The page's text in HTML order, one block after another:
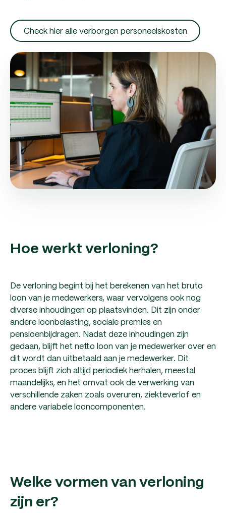
Check hier alle verborgen personeelskosten
Hoe werkt verloning?
De verloning begint bij het berekenen van het bruto
loon van je medewerkers, waar vervolgens ook nog
diverse inhoudingen op plaatsvinden. Dit zijn onder
andere loonbelasting, sociale premies en
pensioenbijdragen. Nadat deze inhoudingen zijn
gedaan, blijft het netto loon van je medewerker over en
dit wordt dan uitbetaald aan je medewerker. Dit
proces blijft zich altijd periodiek herhalen, meestal
maandelijks, en het omvat ook de verwerking van
verschillende zaken zoals overuren, ziekteverlof en
andere variabele looncomponenten.
Welke vormen van verloning
zijn er?